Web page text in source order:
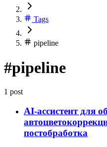
Tags
pipeline
#pipeline
1 post
AI-ассистент для
постобработка